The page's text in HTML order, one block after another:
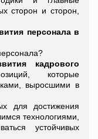
сторон и сторон,
персонала в
кадрового
которые
выросшими в
для достижения
технологиями,
устойчивых